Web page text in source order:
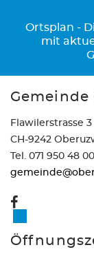
Ortsplan -
mit
Gemeinde
Flawilerstrasse 3
CH-9242
Tel. 071 950 48 00